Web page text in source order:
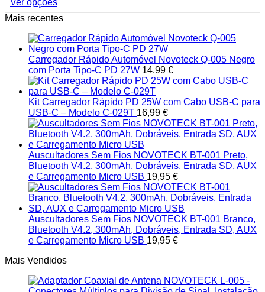
Ver opções
This
product
multiple
variants.
options
chosen
product
page
Mais recentes
Carregador Rápido Automóvel Novoteck Q-005 Negro
com Porta Tipo-C PD 27W 14,99 €
Kit Carregador Rápido PD 25W com Cabo USB-C para
USB-C – Modelo C-029T 16,99 €
Auscultadores Sem Fios NOVOTECK BT-001 Preto,
Bluetooth V4.2, 300mAh, Dobráveis, Entrada SD, AUX
e Carregamento Micro USB 19,95 €
Auscultadores Sem Fios NOVOTECK BT-001 Branco,
Bluetooth V4.2, 300mAh, Dobráveis, Entrada SD, AUX
e Carregamento Micro USB 19,95 €
Mais Vendidos